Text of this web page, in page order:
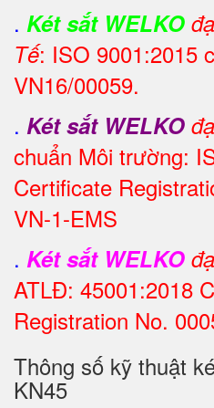
. Két sắt WELKO
Tế: ISO 9001:2015
VN16/00059.
. Két sắt WELKO
chuẩn Môi trường:
Certificate
VN-1-EMS
. Két sắt WELKO
ATLĐ: 45001:2018
Registration No.
Thông số kỹ thuật
KN45